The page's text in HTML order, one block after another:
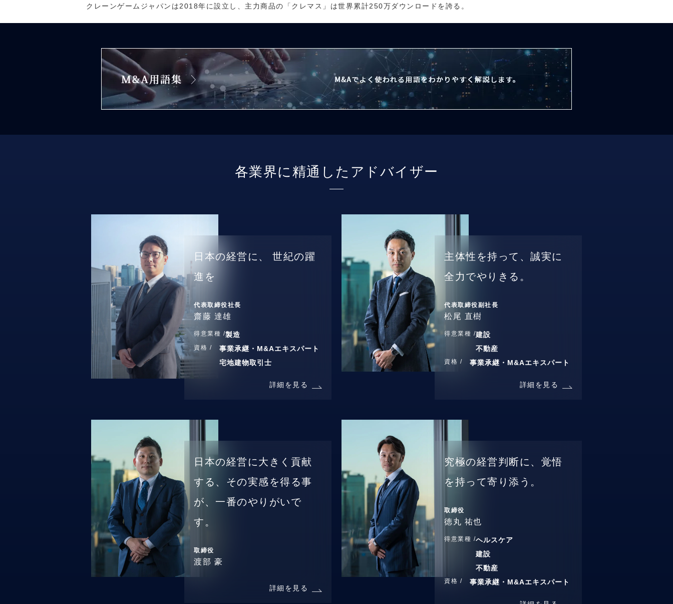
クレーンゲームジャパンは2018年に設立し、主力商品の「クレマス」は世界累計250万ダウンロードを誇る。
各業界に精通したアドバイザー
日本の経営に、
世紀の躍
進を
代表取締役社長
齋藤 達雄
得意業種 /製造
資格 /
事業承継・M&Aエキスパート
宅地建物取引士
詳細を見る
主体性を持って、誠実に
全力でやりきる。
代表取締役副社長
松尾 直樹
得意業種 /建設
不動産
資格 / 事業承継・M&Aエキスパート
詳細を見る
日本の経営に大きく貢献
する、その実感を得る事
が、一番のやりがいで
す。
取締役
渡部 豪
詳細を見る
究極の経営判断に、覚悟
を持って寄り添う。
取締役
徳丸 祐也
得意業種 /ヘルスケア
建設
不動産
資格 / 事業承継・M&Aエキスパート